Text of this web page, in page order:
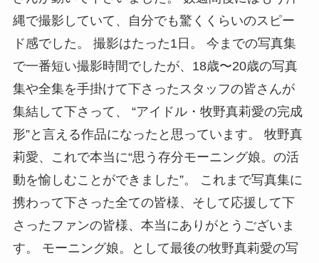
縄で撮影していて、自分でも驚くくらいのスピー
ド感でした。 撮影はたった1日。 今までの写真集
で一番短い撮影時間でしたが、18歳〜20歳の写真
集や全集を手掛けて下さったスタッフの皆さんが
集結して下さって、 “アイドル・牧野真莉愛の完成
形”と言える作品になったと思っています。 牧野真
莉愛、これで本当に“思う存分モーニング娘。の活
動を愉しむことができました”。 これまで写真集に
携わって下さった全ての皆様、そして応援して下
さったファンの皆様、本当にありがとうございま
す。 モーニング娘。として最後の牧野真莉愛の写